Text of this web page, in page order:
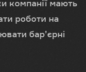
компанії мають
роботи на
бар’єрні